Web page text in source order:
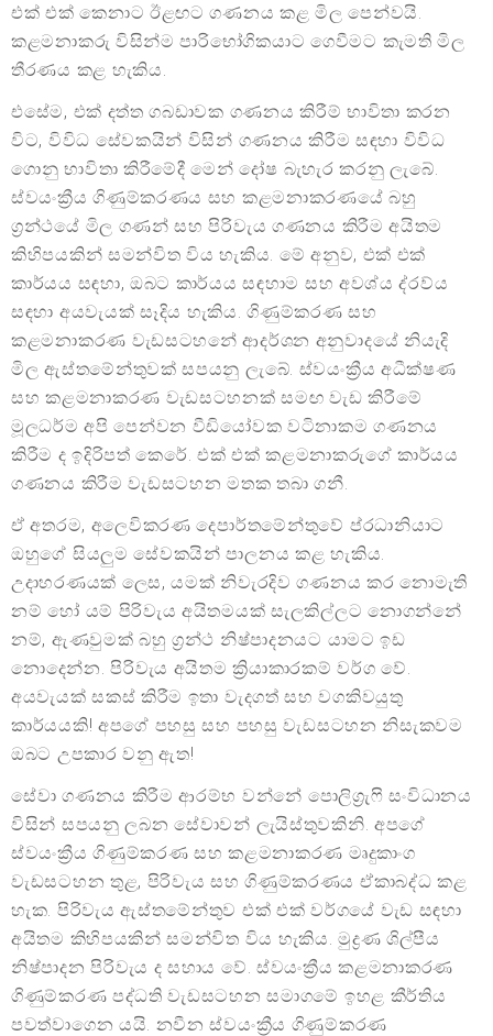
එක් එක් කෙනාට ඊළඟට ගණනය කළ මිල පෙන්වයි.
කළමනාකරු විසින්ම පාරිභෝගිකයාට ගෙවීමට කැමති මිල
තීරණය කළ හැකිය.
එසේම, එක් දත්ත ගබඩාවක ගණනය කිරීම් භාවිතා කරන
විට, විවිධ සේවකයින් විසින් ගණනය කිරීම සඳහා විවිධ
ගොනු භාවිතා කිරීමේදී මෙන් දෝෂ බැහැර කරනු ලැබේ.
ස්වයංක්‍රීය ගිණුම්කරණය සහ කළමනාකරණයේ බහු
ග්‍රන්ථයේ මිල ගණන් සහ පිරිවැය ගණනය කිරීම අයිතම
කිහිපයකින් සමන්විත විය හැකිය. මේ අනුව, එක් එක්
කාර්යය සඳහා, ඔබට කාර්යය සඳහාම සහ අවශ්ය ද්රව්ය
සඳහා අයවැයක් සෑදිය හැකිය. ගිණුම්කරණ සහ
කළමනාකරණ වැඩසටහනේ ආදර්ශන අනුවාදයේ නියැදි
මිල ඇස්තමේන්තුවක් සපයනු ලැබේ. ස්වයංක්‍රීය අධීක්ෂණ
සහ කළමනාකරණ වැඩසටහනක් සමඟ වැඩ කිරීමේ
මූලධර්ම අපි පෙන්වන වීඩියෝවක වටිනාකම ගණනය
කිරීම ද ඉදිරිපත් කෙරේ. එක් එක් කළමනාකරුගේ කාර්යය
ගණනය කිරීම වැඩසටහන මතක තබා ගනී.
ඒ අතරම, අලෙවිකරණ දෙපාර්තමේන්තුවේ ප්රධානියාට
ඔහුගේ සියලුම සේවකයින් පාලනය කළ හැකිය.
උදාහරණයක් ලෙස, යමක් නිවැරදිව ගණනය කර නොමැති
නම් හෝ යම් පිරිවැය අයිතමයක් සැලකිල්ලට නොගන්නේ
නම්, ඇණවුමක් බහු ග්‍රන්ථ නිෂ්පාදනයට යාමට ඉඩ
නොදෙන්න. පිරිවැය අයිතම ක්‍රියාකාරකම් වර්ග වේ.
අයවැයක් සකස් කිරීම ඉතා වැදගත් සහ වගකිවයුතු
කාර්යයකි! අපගේ පහසු සහ පහසු වැඩසටහන නිසැකවම
ඔබට උපකාර වනු ඇත!
සේවා ගණනය කිරීම ආරම්භ වන්නේ පොලිග්‍රැෆි සංවිධානය
විසින් සපයනු ලබන සේවාවන් ලැයිස්තුවකිනි. අපගේ
ස්වයංක්‍රීය ගිණුම්කරණ සහ කළමනාකරණ මෘදුකාංග
වැඩසටහන තුළ, පිරිවැය සහ ගිණුම්කරණය ඒකාබද්ධ කළ
හැක. පිරිවැය ඇස්තමේන්තුව එක් එක් වර්ගයේ වැඩ සඳහා
අයිතම කිහිපයකින් සමන්විත විය හැකිය. මුද්‍රණ ශිල්පීය
නිෂ්පාදන පිරිවැය ද සහාය වේ. ස්වයංක්‍රීය කළමනාකරණ
ගිණුම්කරණ පද්ධති වැඩසටහන සමාගමේ ඉහළ කීර්තිය
පවත්වාගෙන යයි. නවීන ස්වයංක්‍රීය ගිණුම්කරණ